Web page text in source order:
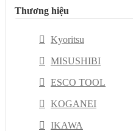
Thương hiệu
Kyoritsu
MISUSHIBI
ESCO TOOL
KOGANEI
IKAWA